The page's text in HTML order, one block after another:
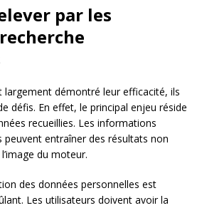
par les
largement démontré leur efficacité, ils
défis. En effet, le principal enjeu réside
recueillies. Les informations
entraîner des résultats non
du moteur.
des données personnelles est
Les utilisateurs doivent avoir la